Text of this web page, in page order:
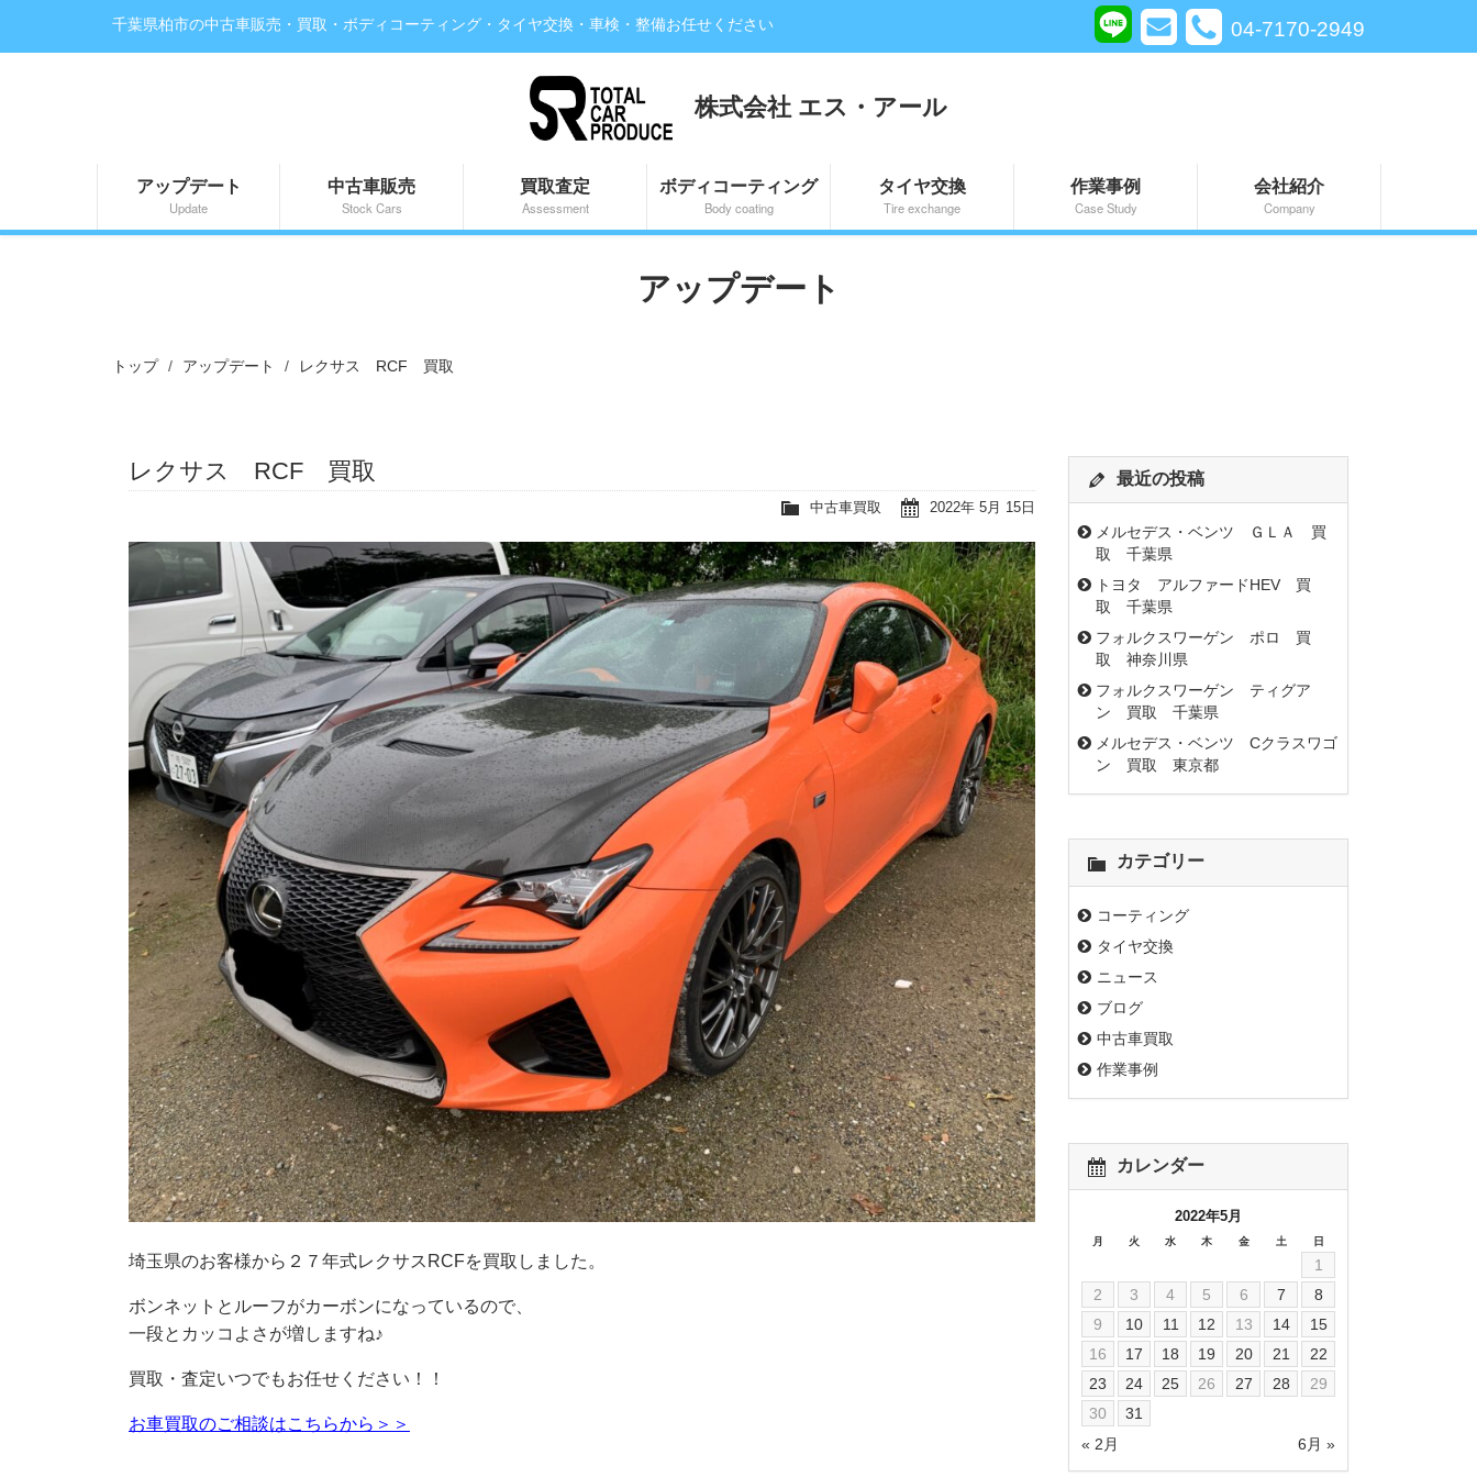
千葉県柏市の中古車販売・買取・ボディコーティング・タイヤ交換・車検・整備お任せください 04-7170-2949
株式会社 エス・アール
アップデート
Update
中古車販売
Stock Cars
買取査定
Assessment
ボディコーティング
Body coating
タイヤ交換
Tire exchange
作業事例
Case Study
会社紹介
Company
アップデート
トップ アップデート レクサス RCF 買取
レクサス RCF 買取
2022年 5月 15日
中古車買取
埼玉県のお客様から２７年式レクサスRCFを買取しました。
ボンネットとルーフがカーボンになっているので、
一段とカッコよさが増しますね♪
買取・査定いつでもお任せください！！
お車買取のご相談はこちらから＞＞
最近の投稿
メルセデス・ベンツ ＧＬＡ 買
取 千葉県
トヨタ アルファードHEV 買
取 千葉県
フォルクスワーゲン ポロ 買
取 神奈川県
フォルクスワーゲン ティグア
ン 買取 千葉県
メルセデス・ベンツ Cクラスワゴ
ン 買取 東京都
カテゴリー
コーティング
タイヤ交換
ニュース
ブログ
中古車買取
作業事例
カレンダー
2022年5月
月 火 水 木 金 土 日
« 2月 6月 »
1
2
3 4 5 6 7
8
9
10 11 12 13 14
15
16
17 18 19 20 21
22
23
24 25 26 27 28
29
30
31